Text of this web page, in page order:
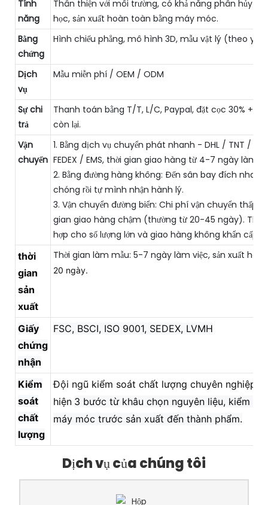
Tính
năng
Thân thiện với môi trường, có khả năng phân hủy
học, sản xuất hoàn toàn bằng máy móc.
Bằng
chứng
Hình chiếu phẳng, mô hình 3D, mẫu vật lý (theo
Dịch
vụ
Mẫu miễn phí / OEM / ODM
Sự chi
trả
Thanh toán bằng T/T, L/C, Paypal, đặt cọc 30% +
còn lại.
Vận
chuyển
1. Bằng dịch vụ chuyển phát nhanh - DHL / TNT /
FEDEX / EMS, thời gian giao hàng từ 4-7 ngày làm
2. Bằng đường hàng không: Đến sân bay đích nhanh
chóng rồi tự mình nhận hành lý.
3. Vận chuyển đường biển: Chi phí vận chuyển thấp
gian giao hàng chậm (thường từ 20-45 ngày).
hợp cho số lượng lớn và giao hàng không khẩn cấp.
thời
gian
sản
xuất
Thời gian làm mẫu: 5-7 ngày làm việc, sản xuất
20 ngày.
Giấy
chứng
nhận
FSC, BSCI, ISO 9001, SEDEX, LVMH
Kiểm
soát
chất
lượng
Đội ngũ kiểm soát chất lượng chuyên nghiệp,
hiện 3 bước từ khâu chọn nguyên liệu, kiểm tra
máy móc trước sản xuất đến thành phẩm.
Dịch vụ của chúng tôi